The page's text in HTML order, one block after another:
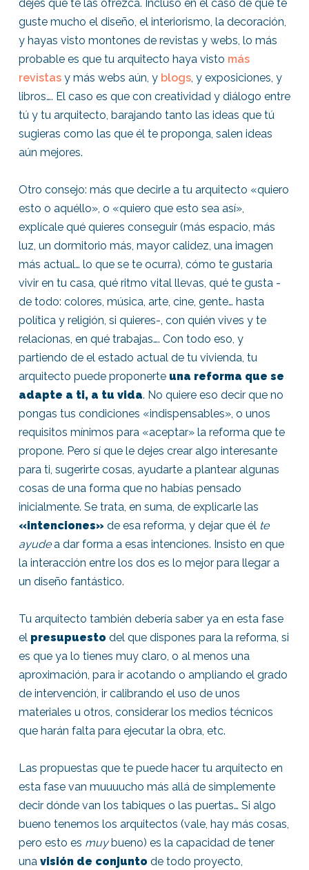
dejes que te las ofrezca. Incluso en el caso de que te
guste mucho el diseño, el interiorismo, la decoración,
y hayas visto montones de revistas y webs, lo más
probable es que tu arquitecto haya visto más
revistas y más webs aún, y blogs, y exposiciones, y
libros…. El caso es que con creatividad y diálogo entre
tú y tu arquitecto, barajando tanto las ideas que tú
sugieras como las que él te proponga, salen ideas
aún mejores.
Otro consejo: más que decirle a tu arquitecto «quiero
esto o aquéllo», o «quiero que esto sea así»,
explícale qué quieres conseguir (más espacio, más
luz, un dormitorio más, mayor calidez, una imagen
más actual… lo que se te ocurra), cómo te gustaría
vivir en tu casa, qué ritmo vital llevas, qué te gusta -
de todo: colores, música, arte, cine, gente… hasta
política y religión, si quieres-, con quién vives y te
relacionas, en qué trabajas…. Con todo eso, y
partiendo de el estado actual de tu vivienda, tu
arquitecto puede proponerte una reforma que se
adapte a ti, a tu vida. No quiere eso decir que no
pongas tus condiciones «indispensables», o unos
requisitos mínimos para «aceptar» la reforma que te
propone. Pero sí que le dejes crear algo interesante
para ti, sugerirte cosas, ayudarte a plantear algunas
cosas de una forma que no habías pensado
inicialmente. Se trata, en suma, de explicarle las
«intenciones» de esa reforma, y dejar que él te
ayudea dar forma a esas intenciones. Insisto en que
la interacción entre los dos es lo mejor para llegar a
un diseño fantástico.
Tu arquitecto también debería saber ya en esta fase
el presupuesto del que dispones para la reforma, si
es que ya lo tienes muy claro, o al menos una
aproximación, para ir acotando o ampliando el grado
de intervención, ir calibrando el uso de unos
materiales u otros, considerar los medios técnicos
que harán falta para ejecutar la obra, etc.
Las propuestas que te puede hacer tu arquitecto en
esta fase van muuuucho más allá de simplemente
decir dónde van los tabiques o las puertas… Si algo
bueno tenemos los arquitectos (vale, hay más cosas,
pero esto es muybueno) es la capacidad de tener
una visión de conjunto de todo proyecto,